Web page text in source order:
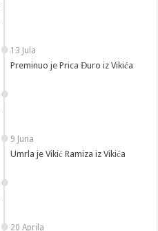
13 Jula
Preminuo je Prica Đuro iz Vikića
9 Juna
Umrla je Vikić Ramiza iz Vikića
20 Aprila